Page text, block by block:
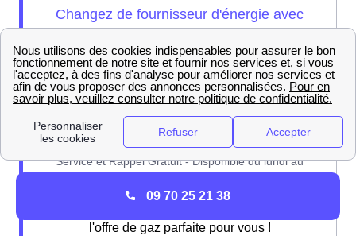
l'offre de gaz parfaite pour vous !
09 70 25 21 38